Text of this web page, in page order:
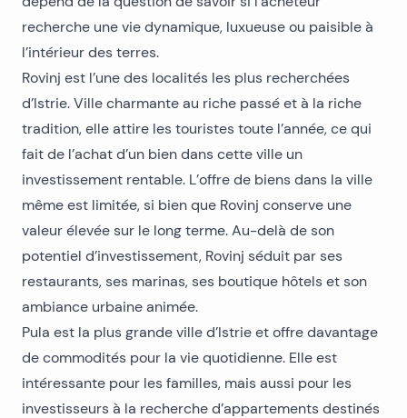
recherche une vie dynamique, luxueuse ou paisible à
l’intérieur des terres.
Rovinj est l’une des localités les plus recherchées
d’Istrie. Ville charmante au riche passé et à la riche
tradition, elle attire les touristes toute l’année, ce qui
fait de l’achat d’un bien dans cette ville un
investissement rentable. L’offre de biens dans la ville
même est limitée, si bien que Rovinj conserve une
valeur élevée sur le long terme. Au-delà de son
potentiel d’investissement, Rovinj séduit par ses
restaurants, ses marinas, ses boutique hôtels et son
ambiance urbaine animée.
Pula est la plus grande ville d’Istrie et offre davantage
de commodités pour la vie quotidienne. Elle est
intéressante pour les familles, mais aussi pour les
investisseurs à la recherche d’appartements destinés